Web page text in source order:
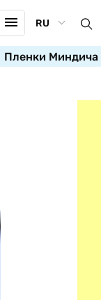
RU
Пленки Миндича